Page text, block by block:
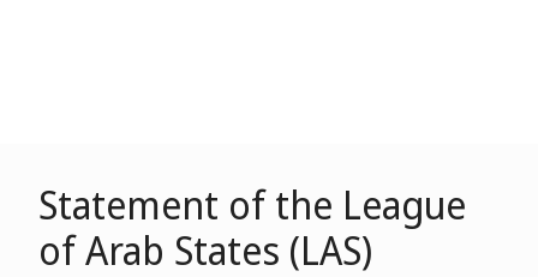
Statement of the League
of Arab States (LAS)